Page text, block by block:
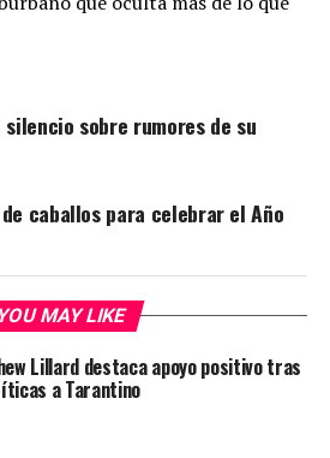
sobre rumores de su
caballos para celebrar el Año
YOU MAY LIKE
Lillard destaca apoyo positivo tras
a Tarantino